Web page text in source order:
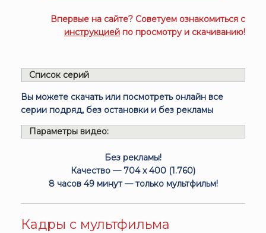
Впервые на сайте? Советуем ознакомиться с
инструкцией по просмотру и скачиванию!
Список серий
Вы можете скачать или посмотреть онлайн все
серии подряд, без остановки и без рекламы
Параметры видео:
Без рекламы!
Качество — 704 x 400 (1.760)
8 часов 49 минут — только мультфильм!
Кадры с мультфильма